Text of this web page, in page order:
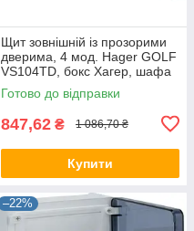
Щит зовнішній із прозорими
дверима, 4 мод. Hager GOLF
VS104TD, бокс Хагер, шафа
розподільна для автоматів
Готово до відправки
847,62 ₴ 1 086,70 ₴
Купити
–22%